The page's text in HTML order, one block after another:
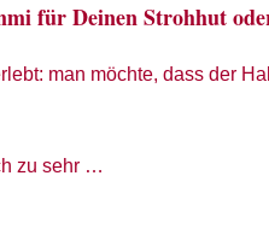
für Deinen Strohhut
man möchte, dass der
zu sehr …